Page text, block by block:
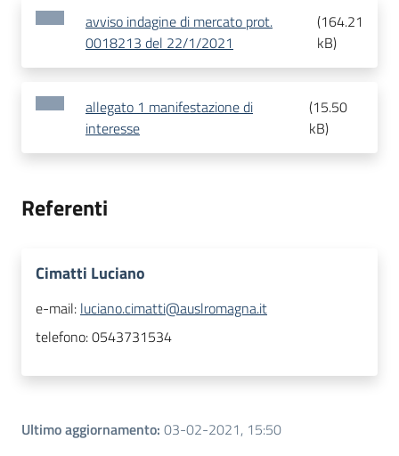
avviso indagine di mercato prot.
0018213 del 22/1/2021
(164.21
kB)
allegato 1 manifestazione di
interesse
(15.50
kB)
Referenti
Cimatti Luciano
e-mail: luciano.cimatti@auslromagna.it
telefono:0543731534
Ultimo aggiornamento: 03-02-2021, 15:50